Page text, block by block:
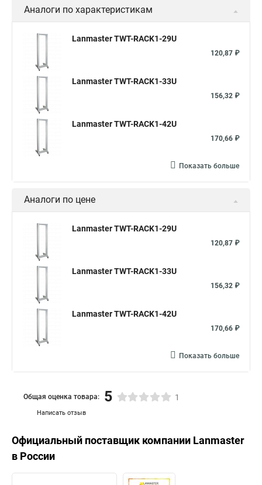
Аналоги по характеристикам
Lanmaster TWT-RACK1-29U
120,87 ₽
Lanmaster TWT-RACK1-33U
156,32 ₽
Lanmaster TWT-RACK1-42U
170,66 ₽
Показать больше
Аналоги по цене
Lanmaster TWT-RACK1-29U
120,87 ₽
Lanmaster TWT-RACK1-33U
156,32 ₽
Lanmaster TWT-RACK1-42U
170,66 ₽
Показать больше
Написать отзыв
Общая оценка товара: 5 1
Официальный поставщик компании Lanmaster
в России